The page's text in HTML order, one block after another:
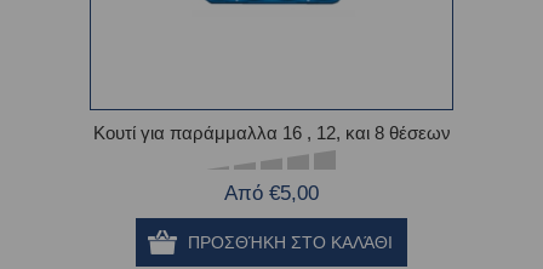
Κουτί για παράμμαλλα 16 , 12, και 8 θέσεων
Από €5,00